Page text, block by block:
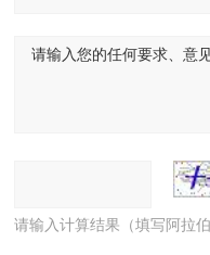
请输入计算结果（填写阿拉